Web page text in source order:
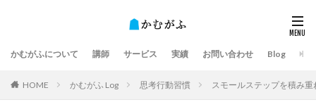
かむがふについて 講師 サービス 実績 お問い合わせ Blog
HOME かむがふ Log 思考行動習慣 スモールステップを積み重